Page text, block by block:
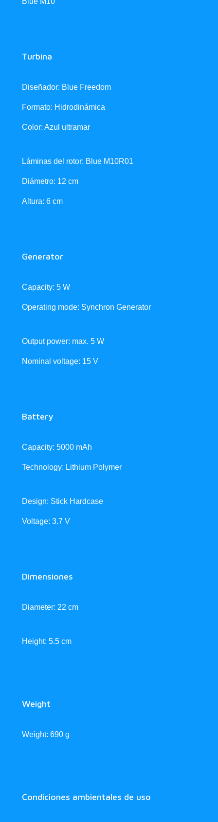
Turbina
Diseñador: Blue Freedom
Formato: Hidrodinámica
Color: Azul ultramar
Láminas del rotor: Blue M10R01
Diámetro: 12 cm
Altura: 6 cm
Generator
Capacity: 5 W
Operating mode: Synchron Generator
Output power: max. 5 W
Nominal voltage: 15 V
Battery
Capacity: 5000 mAh
Technology: Lithium Polymer
Design: Stick Hardcase
Voltage: 3.7 V
Dimensiones
Diameter: 22 cm
Height: 5.5 cm
Weight
Weight: 690 g
Condiciones ambientales de uso